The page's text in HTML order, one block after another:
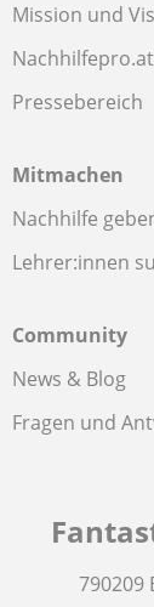
Mission und
Pressebereich
Mitmachen
Nachhilfe
Lehrer:innen
Community
News & Blog
Fragen und
790209